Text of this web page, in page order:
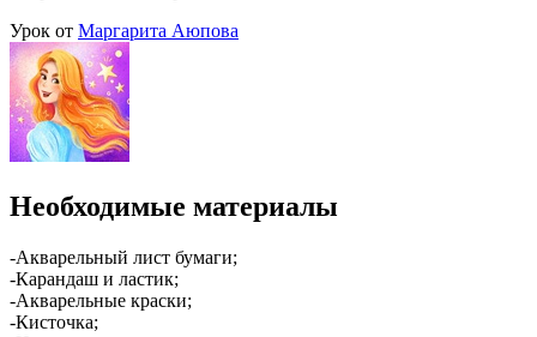
Урок от Маргарита Аюпова
Необходимые материалы
-Акварельный лист бумаги;
-Карандаш и ластик;
-Акварельные краски;
-Кисточка;